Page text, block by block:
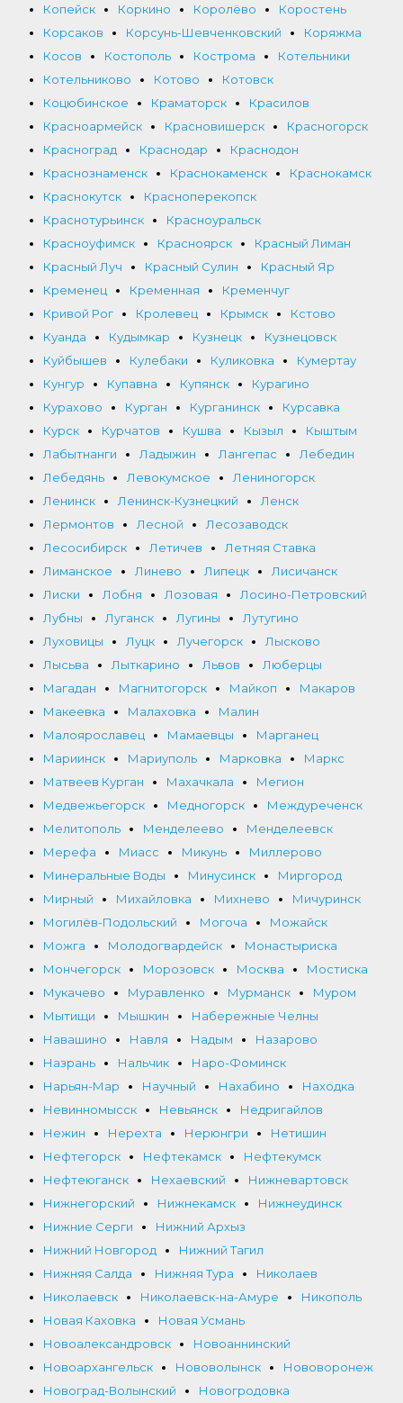
Копейск
Коркино Королёво
Коростень
Корсаков
Корсунь-Шевченковский
Коряжма
Косов
Костополь Кострома
Котельники
Котельниково
Котово
Котовск
Коцюбинское
Краматорск
Красилов
Красноармейск
Красновишерск
Красногорск
Красноград
Краснодар
Краснодон
Краснознаменск
Краснокаменск
Краснокамск
Краснокутск
Красноперекопск
Краснотурьинск
Красноуральск
Красноуфимск
Красноярск
Красный Лиман
Красный Луч
Красный Сулин
Красный Яр
Кременец
Кременная
Кременчуг
Кривой Рог
Кролевец Крымск
Кстово
Куанда
Кудымкар Кузнецк
Кузнецовск
Куйбышев
Кулебаки Куликовка
Кумертау
Кунгур
Купавна Купянск
Курагино
Курахово
Курган Курганинск
Курсавка
Курск
Курчатов Кушва Кызыл
Кыштым
Лабытнанги
Ладыжин Лангепас
Лебедин
Лебедянь
Левокумское
Лениногорск
Ленинск
Ленинск-Кузнецкий
Ленск
Лермонтов
Лесной
Лесозаводск
Лесосибирск
Летичев
Летняя Ставка
Лиманское
Линево Липецк
Лисичанск
Лиски
Лобня Лозовая
Лосино-Петровский
Лубны
Луганск Лугины
Лутугино
Луховицы
Луцк Лучегорск
Лысково
Лысьва
Лыткарино Львов
Люберцы
Магадан
Магнитогорск Майкоп
Макаров
Макеевка
Малаховка
Малин
Малоярославец
Мамаевцы
Марганец
Мариинск
Мариуполь Марковка
Маркс
Матвеев Курган
Махачкала
Мегион
Медвежьегорск
Медногорск
Междуреченск
Мелитополь
Менделеево
Менделеевск
Мерефа
Миасс Микунь
Миллерово
Минеральные Воды
Минусинск
Миргород
Мирный
Михайловка Михнево
Мичуринск
Могилёв-Подольский
Могоча
Можайск
Можга
Молодогвардейск
Монастыриска
Мончегорск
Морозовск Москва
Мостиска
Мукачево
Муравленко Мурманск
Муром
Мытищи
Мышкин
Набережные Челны
Навашино
Навля Надым
Назарово
Назрань
Нальчик
Наро-Фоминск
Нарьян-Мар
Научный Нахабино
Находка
Невинномысск
Невьянск
Недригайлов
Нежин
Нерехта Нерюнгри
Нетишин
Нефтегорск
Нефтекамск
Нефтекумск
Нефтеюганск
Нехаевский
Нижневартовск
Нижнегорский
Нижнекамск
Нижнеудинск
Нижние Серги
Нижний Архыз
Нижний Новгород
Нижний Тагил
Нижняя Салда
Нижняя Тура
Николаев
Николаевск
Николаевск-на-Амуре
Никополь
Новая Каховка
Новая Усмань
Новоалександровск
Новоаннинский
Новоархангельск
Нововолынск
Нововоронеж
Новоград-Волынский
Новогродовка